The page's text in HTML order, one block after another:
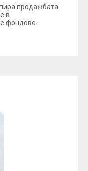
продажбата
в
фондове.